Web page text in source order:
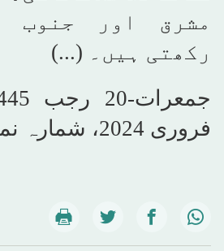
مشرق اور جنوب
رکھتی ہیں۔ (...)
فروری 2024، شمارہ نمبر[16501]